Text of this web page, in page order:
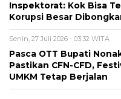
Inspektorat: Kok Bisa
Korupsi Besar
Senin, 27 Juli 2026 - 03:32 WITA
Pasca OTT Bupati
Pastikan CFN-CFD,
UMKM Tetap Berjalan